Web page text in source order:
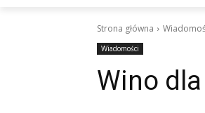
Strona główna
Wiadomości
Wino